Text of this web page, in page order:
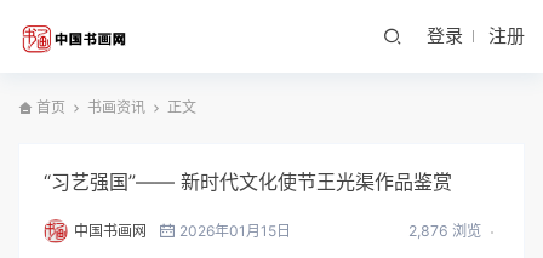
登录 注册
首页 书画资讯 正文
“习艺强国”―― 新时代文化使节王光渠作品鉴赏
中国书画网 2026年01月15日 2,876 浏览